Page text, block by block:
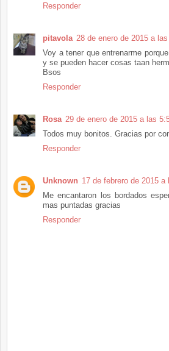
Responder
pitavola 28 de enero de 2015 a
Voy a tener que entrenarme
y se pueden hacer cosas taan
Bsos
Responder
Rosa 29 de enero de 2015 a las
Todos muy bonitos. Gracias por
Responder
Unknown 17 de febrero de 2015 a
Me encantaron los bordados
mas puntadas gracias
Responder